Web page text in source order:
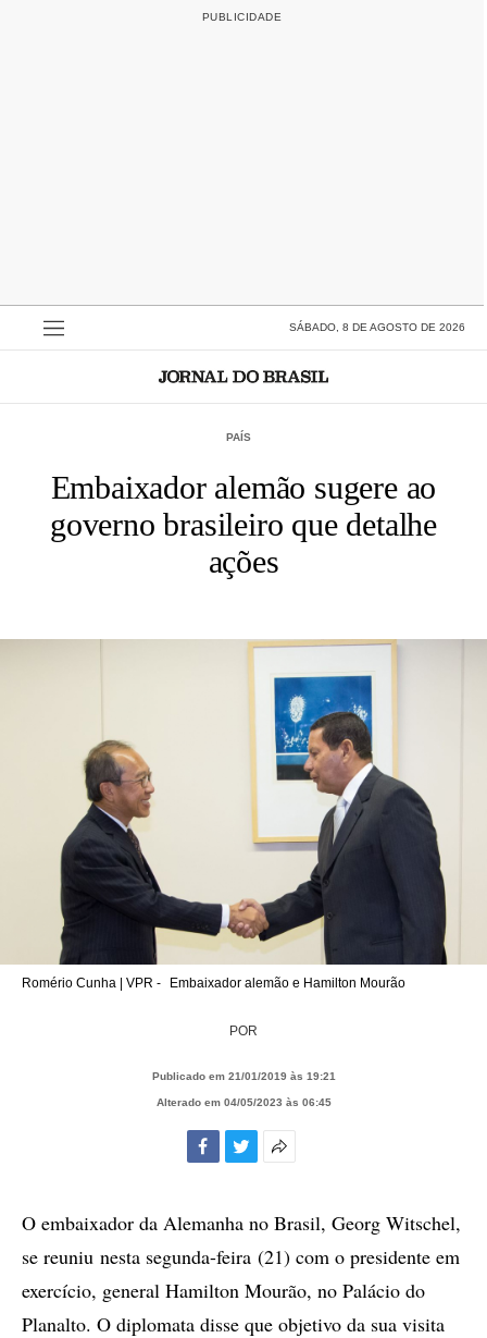
SÁBADO, 8 DE AGOSTO DE 2026
PAÍS
Embaixador alemão sugere ao
governo brasileiro que detalhe
ações
Romério Cunha | VPR - Embaixador alemão e Hamilton Mourão
POR
Publicado em 21/01/2019 às 19:21
Alterado em 04/05/2023 às 06:45
compartilhamento
O embaixador da Alemanha no Brasil, Georg Witschel,
se reuniu nesta segunda-feira (21) com o presidente em
exercício, general Hamilton Mourão, no Palácio do
Planalto. O diplomata disse que objetivo da sua visita